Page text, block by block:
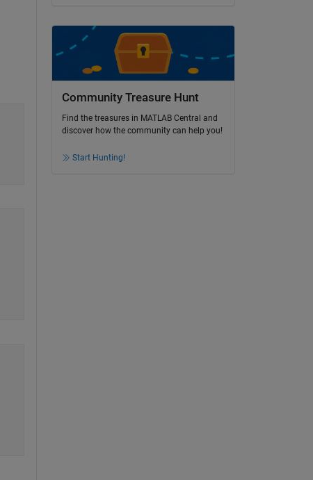
Community Treasure Hunt
Find the treasures in MATLAB Central and
discover how the community can help you!
Start Hunting!